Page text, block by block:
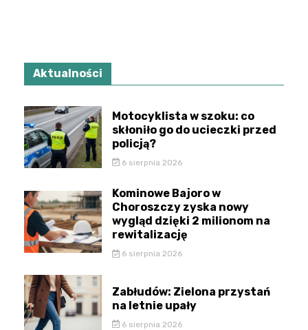
Aktualności
Motocyklista w szoku: co
skłoniło go do ucieczki przed
policją?
6 sierpnia 2026
Kominowe Bajoro w
Choroszczy zyska nowy
wygląd dzięki 2 milionom na
rewitalizację
6 sierpnia 2026
Zabłudów: Zielona przystań
na letnie upały
6 sierpnia 2026